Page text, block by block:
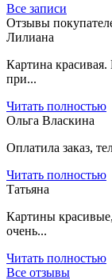
Все записи
Отзывы
Лилиана
Картина
при...
Читать полностью
Ольга Власкина
Оплатила заказ,
Читать полностью
Татьяна
Картины
очень...
Читать полностью
Все отзывы